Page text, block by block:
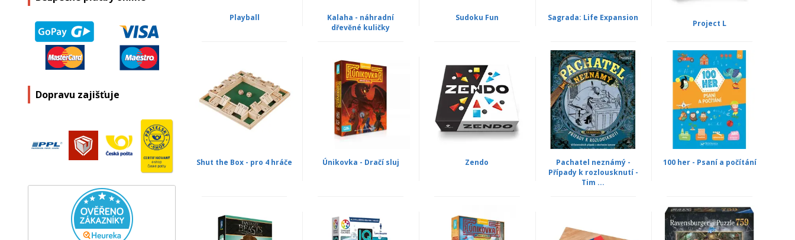
Dopravu zajišťuje
Playball
Kalaha - náhradní
dřevěné kuličky
Sudoku Fun Sagrada: Life Expansion
Project L
Shut the Box - pro 4 hráče Únikovka - Dračí sluj Zendo
Pachatel neznámý -
Případy k rozlousknutí -
Tim ...
100 her - Psaní a počítání